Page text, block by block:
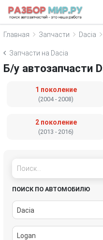
Главная Запчасти Dacia
Запчасти на Dacia
Б/у автозапчасти
1 поколение
(2004 - 2008)
2 поколение
(2013 - 2016)
ПОИСК ПО АВТОМОБИЛЮ
Dacia
Logan